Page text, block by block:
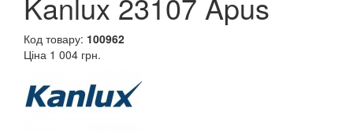
Код товару: 100962
Ціна 1 004 грн.